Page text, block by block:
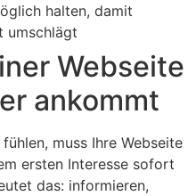
halten, damit
umschlägt
Webseite
ankommt
muss Ihre Webseite
ersten Interesse sofort
das: informieren,